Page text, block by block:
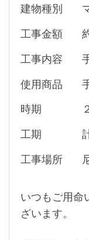
建物種別
工事金額
工事内容
使用商品
時期
工期
工事場所
いつもご用命
ざいます。